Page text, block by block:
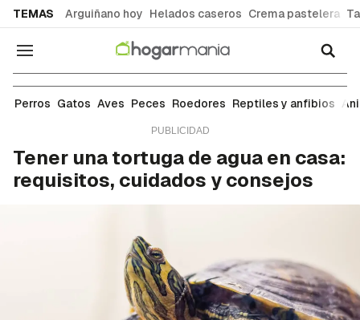
TEMAS Arguiñano hoy Helados caseros Crema pastelera
Navegación
Reptiles y anfibios
Perros Gatos Aves Peces Roedores Reptiles y anfibios
Tener una tortuga de agua en casa:
requisitos, cuidados y consejos